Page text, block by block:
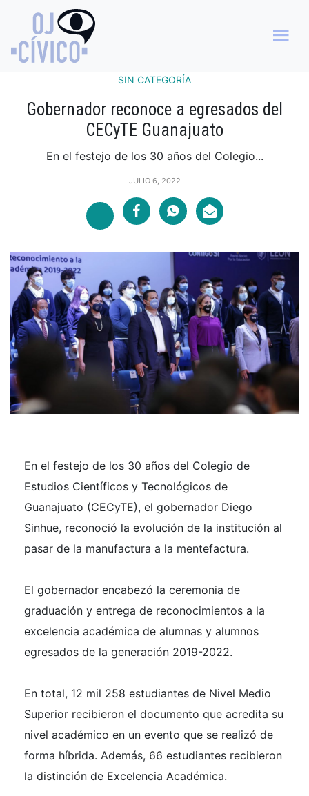
SIN CATEGORÍA
Gobernador reconoce a egresados del
CECyTE Guanajuato
En el festejo de los 30 años del Colegio...
JULIO 6, 2022
En el festejo de los 30 años del Colegio de
Estudios Científicos y Tecnológicos de
Guanajuato (CECyTE), el gobernador Diego
Sinhue, reconoció la evolución de la institución al
pasar de la manufactura a la mentefactura.
El gobernador encabezó la ceremonia de
graduación y entrega de reconocimientos a la
excelencia académica de alumnas y alumnos
egresados de la generación 2019-2022.
En total, 12 mil 258 estudiantes de Nivel Medio
Superior recibieron el documento que acredita su
nivel académico en un evento que se realizó de
forma híbrida. Además, 66 estudiantes recibieron
la distinción de Excelencia Académica.